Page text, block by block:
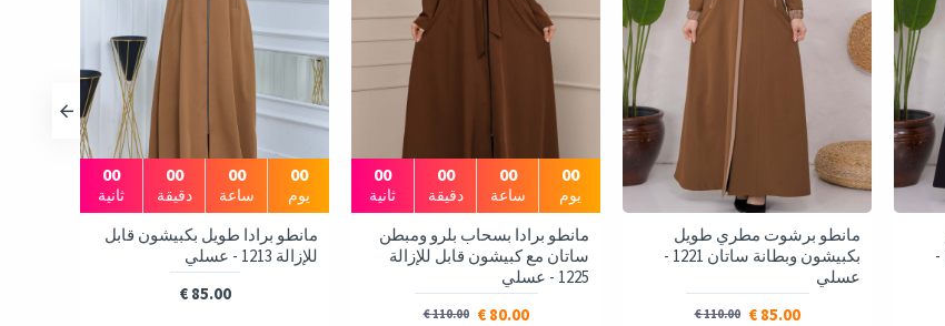
بكبيشون وبطانة ساتان 1221 -
مانطو برشوت مطري طويل
بكبيشون وبطانة ساتان 1221 -
عسلي
85.00 €
110.00 €
00
يوم
00
ساعة
00
دقيقة
00
ثانية
مانطو برادا بسحاب بلرو ومبطن
ساتان مع كبيشون قابل للإزالة
1225 - عسلي
80.00 €
110.00 €
00
يوم
00
ساعة
00
دقيقة
00
ثانية
مانطو برادا طويل بكبيشون قابل
للإزالة 1213 - عسلي
85.00 €